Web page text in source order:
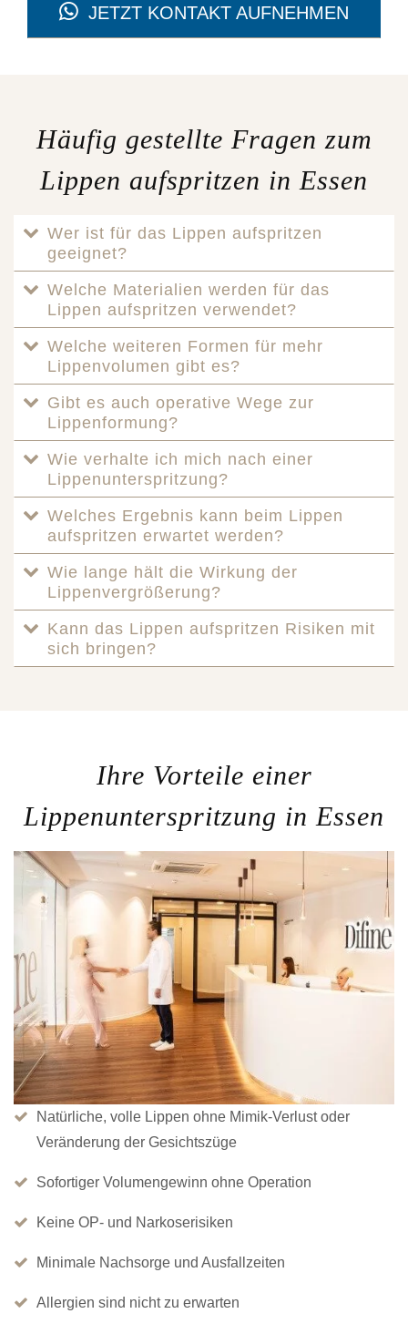
JETZT KONTAKT AUFNEHMEN
Häufig gestellte Fragen zum
Lippen aufspritzen in Essen
Wer ist für das Lippen aufspritzen
geeignet?
Welche Materialien werden für das
Lippen aufspritzen verwendet?
Welche weiteren Formen für mehr
Lippenvolumen gibt es?
Gibt es auch operative Wege zur
Lippenformung?
Wie verhalte ich mich nach einer
Lippenunterspritzung?
Welches Ergebnis kann beim Lippen
aufspritzen erwartet werden?
Wie lange hält die Wirkung der
Lippenvergrößerung?
Kann das Lippen aufspritzen Risiken mit
sich bringen?
Ihre Vorteile einer
Lippenunterspritzung in Essen
Natürliche, volle Lippen ohne Mimik-Verlust oder
Veränderung der Gesichtszüge
Sofortiger Volumengewinn ohne Operation
Keine OP- und Narkoserisiken
Minimale Nachsorge und Ausfallzeiten
Allergien sind nicht zu erwarten